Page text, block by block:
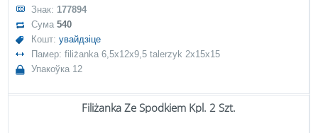
Знак: 177894
Сума540
Кошт:увайдзіце
Памер: filiżanka 6,5x12x9,5 talerzyk 2x15x15
Упакоўка 12
Filiżanka Ze Spodkiem Kpl. 2 Szt.